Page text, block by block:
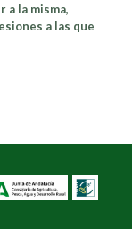
a la misma,
a las que